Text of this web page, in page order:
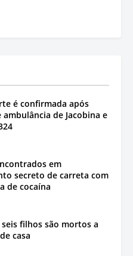
é confirmada após
de Jacobina e
em
secreto de carreta com
de cocaína
filhos são mortos a
casa